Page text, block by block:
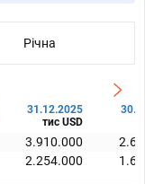
Річна
31.12.2025
тис USD
3.910.000
2.254.000